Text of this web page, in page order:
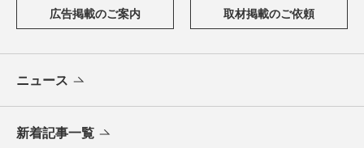
広告掲載のご案内 取材掲載のご依頼
ニュース
新着記事一覧